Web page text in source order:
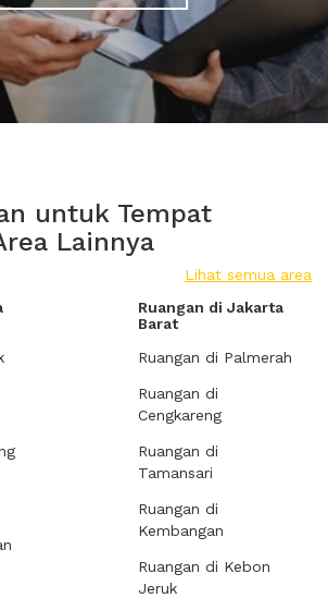
untuk Tempat
Lainnya
Lihat semua area
Ruangan di Jakarta
Barat
Ruangan di Palmerah
Ruangan di
Cengkareng
Ruangan di
Tamansari
Ruangan di
Kembangan
Ruangan di Kebon
Jeruk